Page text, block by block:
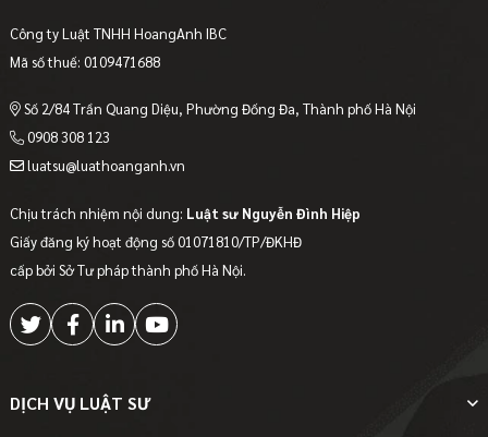
Công ty Luật TNHH HoangAnh IBC
Mã số thuế: 0109471688
Số 2/84 Trần Quang Diệu, Phường Đống Đa, Thành phố Hà Nội
0908 308 123
luatsu@luathoanganh.vn
Chịu trách nhiệm nội dung: Luật sư Nguyễn Đình Hiệp
Giấy đăng ký hoạt động số 01071810/TP/ĐKHĐ
cấp bởi Sở Tư pháp thành phố Hà Nội.
DỊCH VỤ LUẬT SƯ